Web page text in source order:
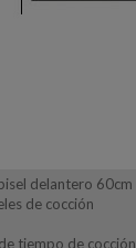
delantero 60cm
de cocción
tiempo de cocción